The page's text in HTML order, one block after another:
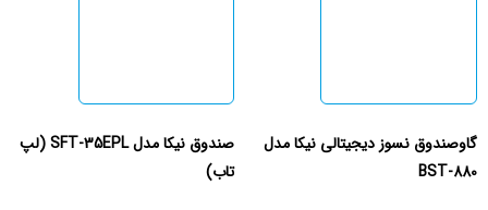
گاوصندوق نسوز دیجیتالی نیکا مدل
BST-880
صندوق نیکا مدل SFT-35EPL (لپ
تاب)